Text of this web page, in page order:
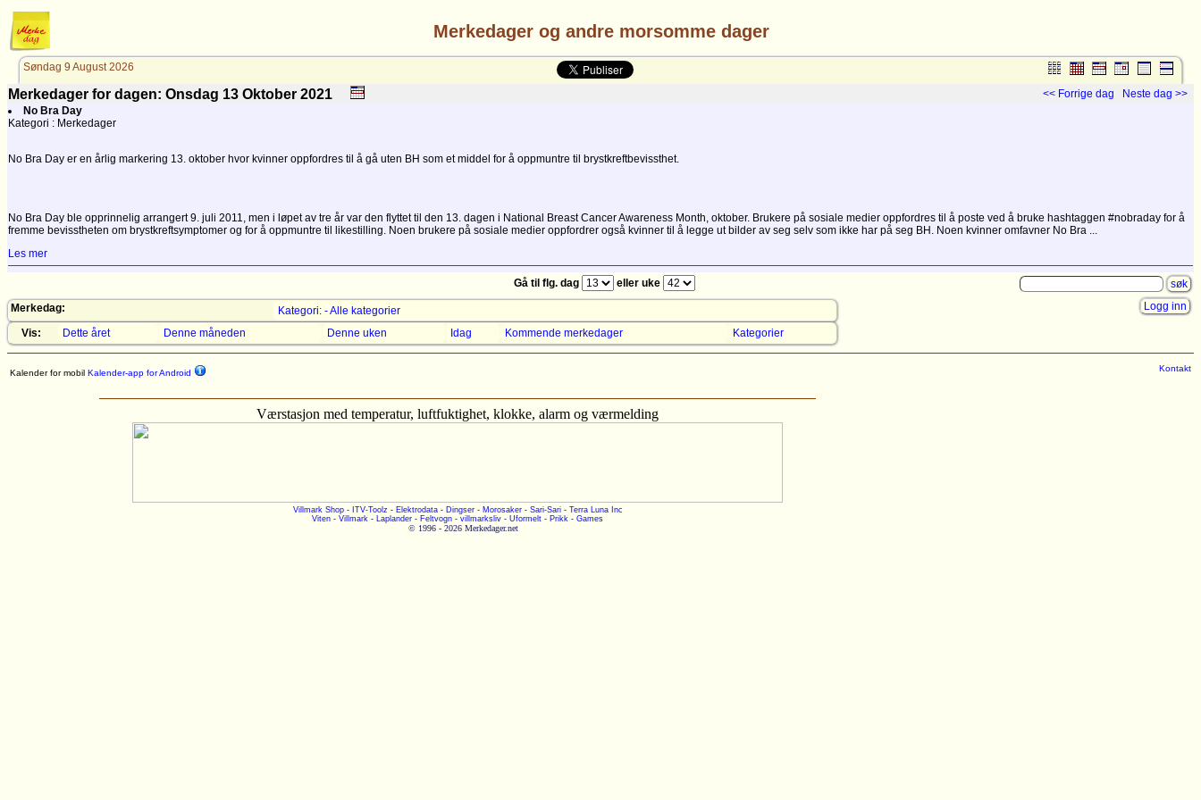
Merkedager og andre morsomme dager
Søndag 9 August 2026
Merkedager for dagen: Onsdag 13 Oktober 2021 << Forrige dag
Neste dag >>
No Bra Day
Kategori : Merkedager
No Bra Day er en årlig markering 13. oktober hvor kvinner oppfordres til å gå uten BH som et middel for å oppmuntre til brystkreftbevissthet.
No Bra Day ble opprinnelig arrangert 9. juli 2011, men i løpet av tre år var den flyttet til den 13. dagen i National Breast Cancer Awareness Month, oktober. Brukere på sosiale medier oppfordres til å poste ved å bruke hashtaggen #nobraday for å
fremme bevisstheten om brystkreftsymptomer og for å oppmuntre til likestilling. Noen brukere på sosiale medier oppfordrer også kvinner til å legge ut bilder av seg selv som ikke har på seg BH. Noen kvinner omfavner No Bra ...
Les mer
Gå til flg. dag
eller uke
Merkedag:
Kategori: - Alle kategorier
Vis:
Dette året Denne måneden Denne uken Idag Kommende merkedager Kategorier
Logg inn
Kalender for mobil Kalender-app for Android
Værstasjon med temperatur, luftfuktighet, klokke, alarm og værmelding
Villmark Shop- ITV-Toolz - Elektrodata- Dingser- Morosaker- Sari-Sari- Terra Luna Inc
Viten - Villmark - Laplander - Feltvogn - villmarksliv - Uformelt - Prikk - Games
© 1996 - 2026 Merkedager.net
Kontakt